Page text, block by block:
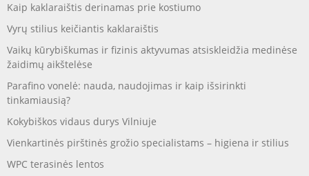
Kaip kaklaraištis derinamas prie kostiumo
Vyrų stilius keičiantis kaklaraištis
Vaikų kūrybiškumas ir fizinis aktyvumas atsiskleidžia medinėse
žaidimų aikštelėse
Parafino vonelė: nauda, naudojimas ir kaip išsirinkti
tinkamiausią?
Kokybiškos vidaus durys Vilniuje
Vienkartinės pirštinės grožio specialistams – higiena ir stilius
WPC terasinės lentos